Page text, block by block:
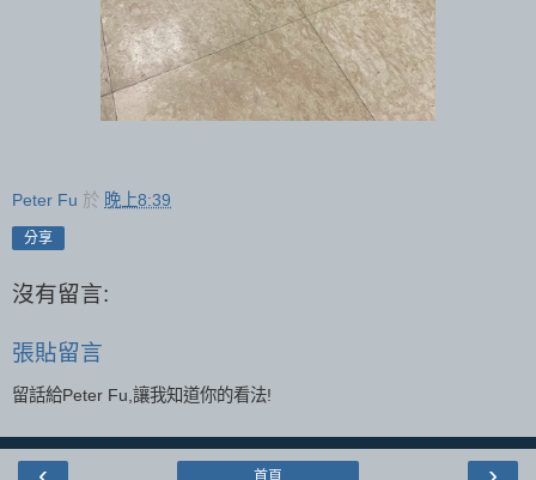
Peter Fu 於 晚上8:39
分享
沒有留言:
張貼留言
留話給Peter Fu,讓我知道你的看法!
首頁